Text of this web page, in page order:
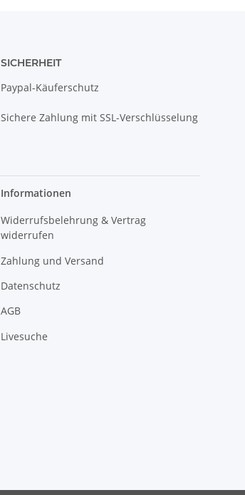
SICHERHEIT
Paypal-Käuferschutz
Sichere Zahlung mit SSL-Verschlüsselung
Informationen
Widerrufsbelehrung & Vertrag
widerrufen
Zahlung und Versand
Datenschutz
AGB
Livesuche